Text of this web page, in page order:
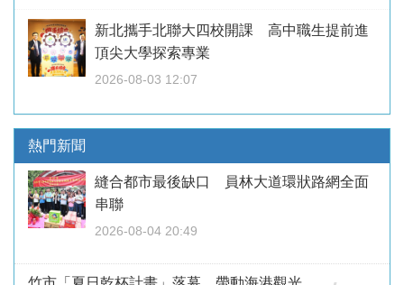
新北攜手北聯大四校開課 高中職生提前進
頂尖大學探索專業
2026-08-03 12:07
熱門新聞
縫合都市最後缺口 員林大道環狀路網全面
串聯
2026-08-04 20:49